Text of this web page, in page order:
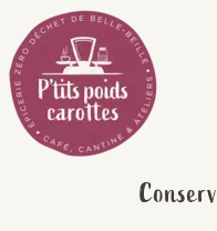
Passer
au
contenu